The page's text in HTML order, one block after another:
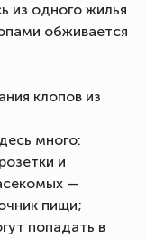
из одного жилья
обживается
клопов из
много:
и
—
пищи;
попадать в